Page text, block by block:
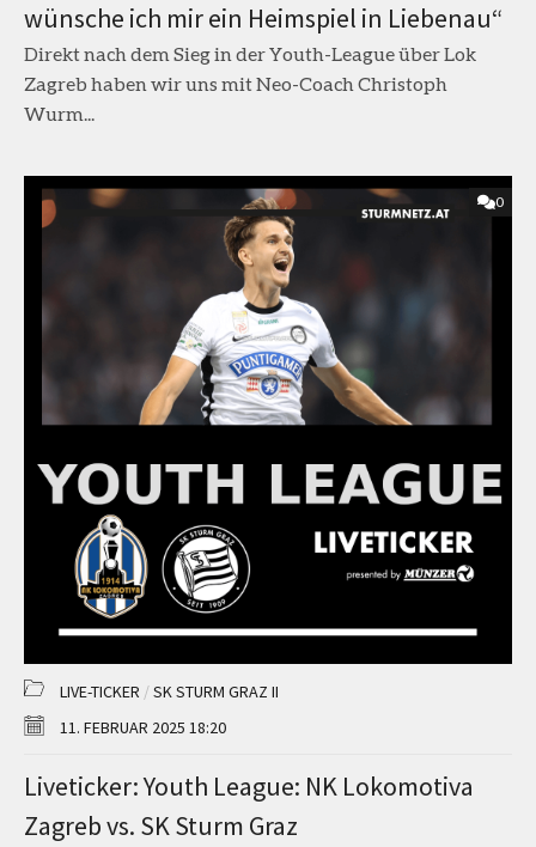
wünsche ich mir ein Heimspiel in Liebenau“
Direkt nach dem Sieg in der Youth-League über Lok
Zagreb haben wir uns mit Neo-Coach Christoph
Wurm...
0
LIVE-TICKER /SK STURM GRAZ II
11. FEBRUAR 2025 18:20
Liveticker: Youth League: NK Lokomotiva
Zagreb vs. SK Sturm Graz